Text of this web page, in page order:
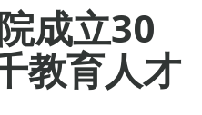
成立30
教育人才